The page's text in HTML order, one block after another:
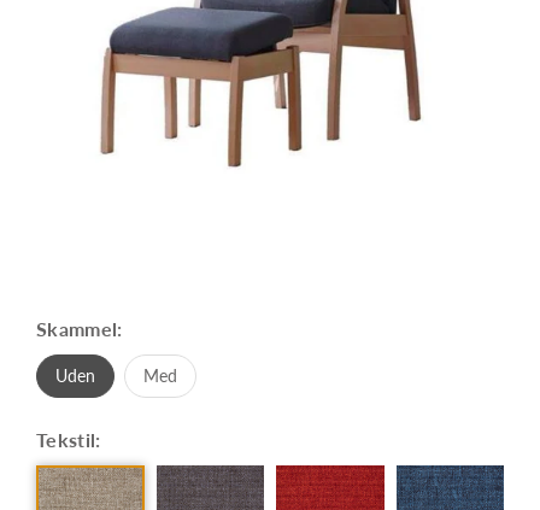
Skammel:
Uden Med
Tekstil: